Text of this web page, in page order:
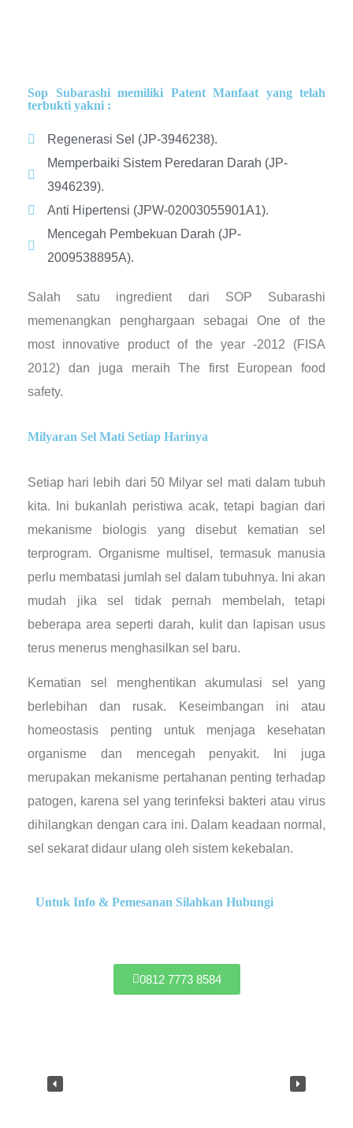
Sop Subarashi memiliki Patent Manfaat yang telah
terbukti yakni :
Regenerasi Sel (JP-3946238).
Memperbaiki Sistem Peredaran Darah (JP-
3946239).
Anti Hipertensi (JPW-02003055901A1).
Mencegah Pembekuan Darah (JP-
2009538895A).
Salah satu ingredient dari SOP Subarashi
memenangkan penghargaan sebagai One of the
most innovative product of the year -2012 (FISA
2012) dan juga meraih The first European food
safety.
Milyaran Sel Mati Setiap Harinya
Setiap hari lebih dari 50 Milyar sel mati dalam tubuh
kita. Ini bukanlah peristiwa acak, tetapi bagian dari
mekanisme biologis yang disebut kematian sel
terprogram. Organisme multisel, termasuk manusia
perlu membatasi jumlah sel dalam tubuhnya. Ini akan
mudah jika sel tidak pernah membelah, tetapi
beberapa area seperti darah, kulit dan lapisan usus
terus menerus menghasilkan sel baru.
Kematian sel menghentikan akumulasi sel yang
berlebihan dan rusak. Keseimbangan ini atau
homeostasis penting untuk menjaga kesehatan
organisme dan mencegah penyakit. Ini juga
merupakan mekanisme pertahanan penting terhadap
patogen, karena sel yang terinfeksi bakteri atau virus
dihilangkan dengan cara ini. Dalam keadaan normal,
sel sekarat didaur ulang oleh sistem kekebalan.
Untuk Info & Pemesanan Silahkan Hubungi
0812 7773 8584